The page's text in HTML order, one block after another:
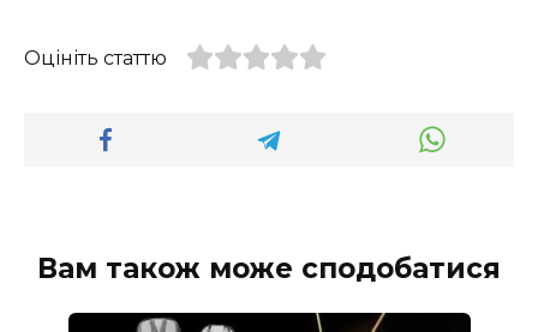
Оцініть статтю
Вам також може сподобатися